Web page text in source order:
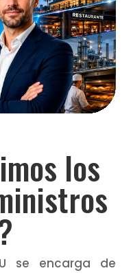
los
se encarga de